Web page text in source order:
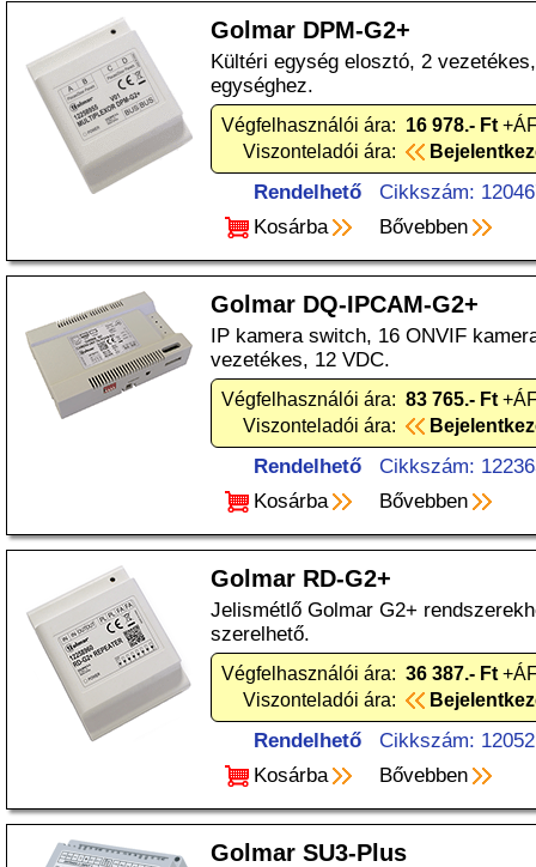
Golmar DPM-G2+
Kültéri egység elosztó, 2
egységhez.
Végfelhasználói ára: 16 978.- Ft
Viszonteladói ára:
Rendelhető
Cikkszám:
Kosárba
Bővebben
Golmar DQ-IPCAM-G2+
IP kamera switch, 16 ONVIF
vezetékes, 12 VDC.
Végfelhasználói ára: 83 765.- Ft
Viszonteladói ára:
Rendelhető
Cikkszám:
Kosárba
Bővebben
Golmar RD-G2+
Jelismétlő Golmar G2+
szerelhető.
Végfelhasználói ára: 36 387.- Ft
Viszonteladói ára:
Rendelhető
Cikkszám:
Kosárba
Bővebben
Golmar SU3-Plus